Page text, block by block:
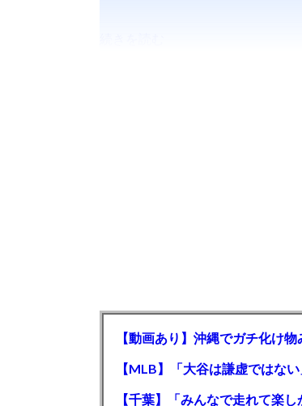
【動画あり】沖縄でガチ化け